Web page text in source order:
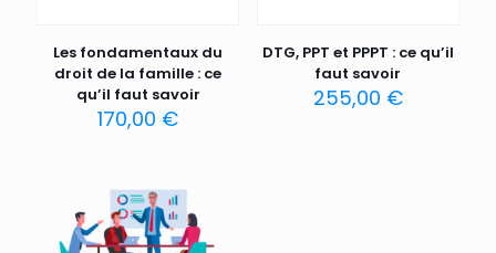
Les fondamentaux du
droit de la famille : ce
qu’il faut savoir
170,00 €
DTG, PPT et PPPT : ce qu’il
faut savoir
255,00 €